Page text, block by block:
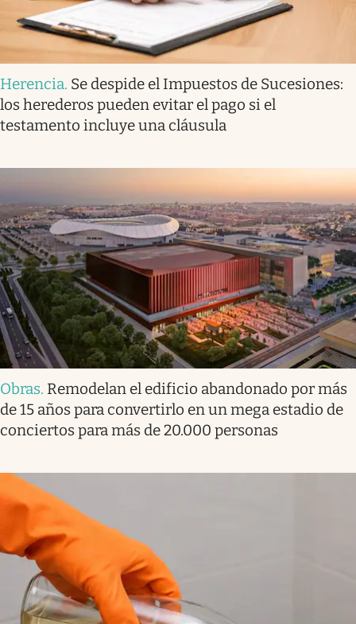
Herencia. Se despide el Impuestos de Sucesiones:
los herederos pueden evitar el pago si el
testamento incluye una cláusula
Obras. Remodelan el edificio abandonado por más
de 15 años para convertirlo en un mega estadio de
conciertos para más de 20.000 personas